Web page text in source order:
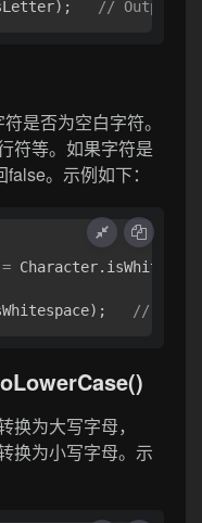
// Output:
是否为空白字符。
符等。如果字符是
。示例如下：
=
//
换为大写字母，
换为小写字母。示